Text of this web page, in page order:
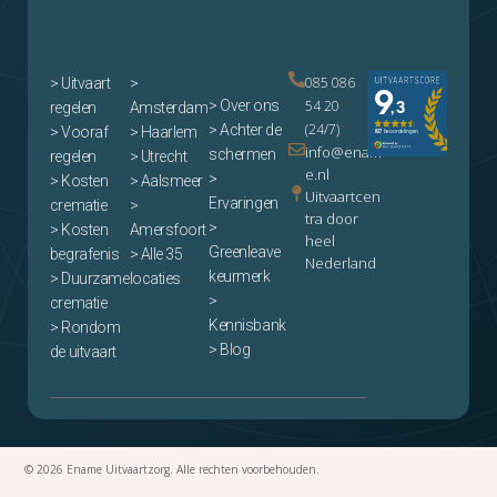
> Uitvaart
regelen
> Vooraf
regelen
> Kosten
crematie
> Kosten
begrafenis
> Duurzame
crematie
> Rondom
de uitvaart
>
Amsterdam
> Haarlem
> Utrecht
> Aalsmeer
>
Amersfoort
> Alle 35
locaties
> Over ons
> Achter de
schermen
>
Ervaringen
>
Greenleave
keurmerk
>
Kennisbank
> Blog
085 086
54 20
(24/7)
info@enam
e.nl
Uitvaartcen
tra door
heel
Nederland
© 2026 Ename Uitvaartzorg. Alle rechten voorbehouden.